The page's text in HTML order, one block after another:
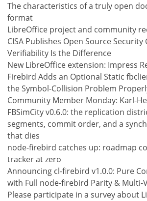
The characteristics of a truly open
format
LibreOffice project and community
CISA Publishes Open Source Security
Verifiability Is the Difference
New LibreOffice extension: Impress
Firebird Adds an Optional Static
the Symbol-Collision Problem
Community Member Monday: Karl-
FBSimCity v0.6.0: the replication
segments, commit order, and a
that dies
node-firebird catches up: roadmap
tracker at zero
Announcing cl-firebird v1.0.0: Pure
with Full node-firebird Parity & Multi-
Please participate in a survey about